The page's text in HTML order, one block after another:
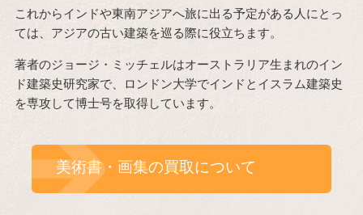
これからインドや東南アジアへ旅に出る予定がある人にとっ
ては、アジアの古い建築を巡る際に役立ちます。
著者のジョージ・ミッチェルはオーストラリア生まれのイン
ド建築史研究家で、ロンドン大学でインドとイスラム建築史
を専攻して博士号を取得しています。
美術書・画集の買取について